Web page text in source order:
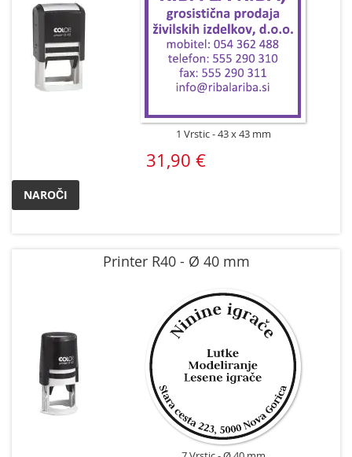
1 Vrstic 43 x 43 mm
31,90 €
NAROČI
Printer R40 - Ø 40 mm